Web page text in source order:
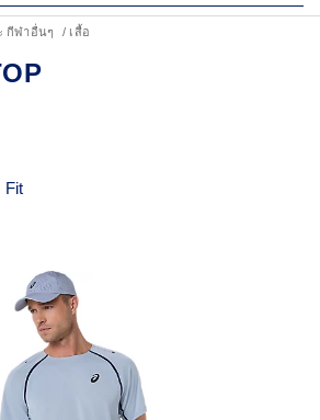
กีฬาอื่นๆ เสื้อ
Fit